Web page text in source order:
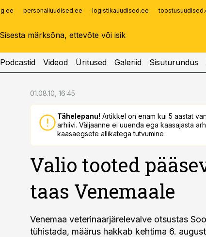
personaliuudised.ee logistikauudised.ee
Infopank
Podcastid Videod Üritused Galeriid Sisuturundus
01.08.10, 16:45
Tähelepanu! Artikkel on enam kui 5 aastat
arhiivi. Väljaanne ei uuenda ega kaasajasta
kaasaegsete allikatega tutvumine
Valio tooted
taas Venemaale
Venemaa veterinaarjärelevalve otsustas
tühistada, määrus hakkab kehtima 6.